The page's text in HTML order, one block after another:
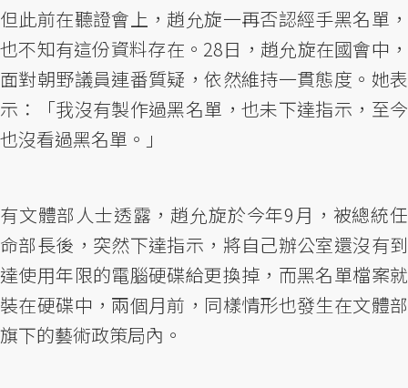
但此前在聽證會上，趙允旋一再否認經手黑名單，
也不知有這份資料存在。28日，趙允旋在國會中，
面對朝野議員連番質疑，依然維持一貫態度。她表
示：「我沒有製作過黑名單，也未下達指示，至今
也沒看過黑名單。」
有文體部人士透露，趙允旋於今年9月，被總統任
命部長後，突然下達指示，將自己辦公室還沒有到
達使用年限的電腦硬碟給更換掉，而黑名單檔案就
裝在硬碟中，兩個月前，同樣情形也發生在文體部
旗下的藝術政策局內。